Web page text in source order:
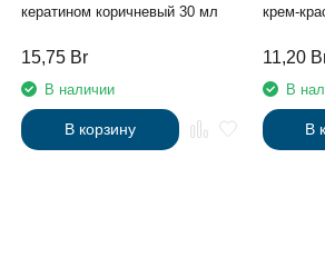
кератином коричневый 30 мл
15,75 Br
В наличии
В корзину
крем-
11,20
В
В